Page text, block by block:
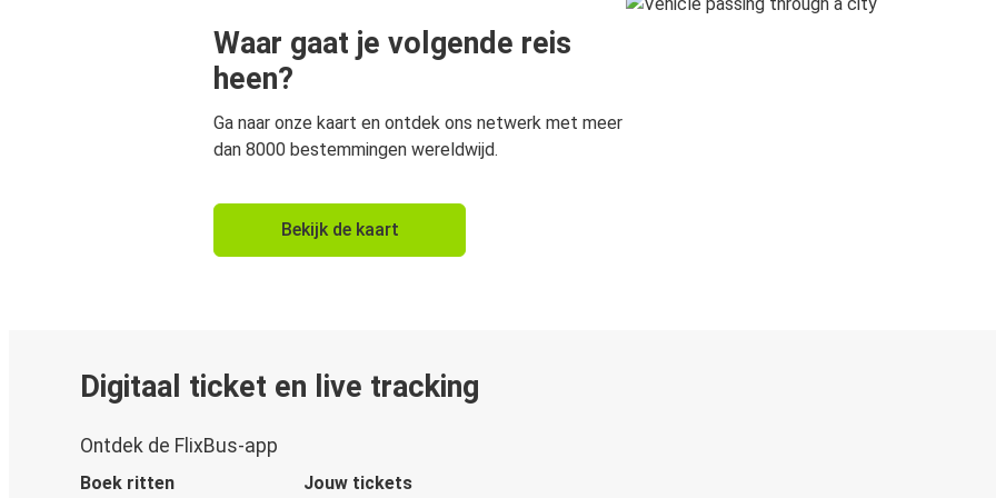
Waar gaat je volgende reis
heen?
Ga naar onze kaart en ontdek ons netwerk met meer
dan 8000 bestemmingen wereldwijd.
Bekijk de kaart
Digitaal ticket en live tracking
Ontdek de FlixBus-app
Boek ritten Jouw tickets